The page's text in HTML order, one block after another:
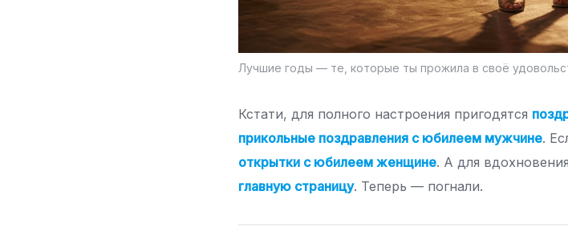
Лучшие годы — те, которые ты прожила в своё
Кстати, для полного настроения пригодятся
прикольные поздравления с юбилеем мужчине.
открытки с юбилеем женщине. А для
главную страницу. Теперь — погнали.